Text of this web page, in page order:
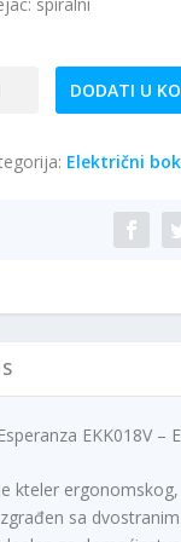
DODATI U
Električni
Esperanza EKK018V –
Je kteler
sa